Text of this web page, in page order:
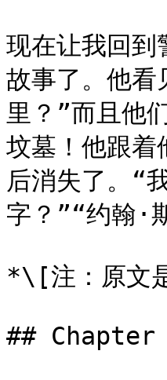
现在让我回到
故事了。他看
里？”而且他
坟墓！他跟
后消失了。“
字？”“约翰·
*\[注：原
## Chapter